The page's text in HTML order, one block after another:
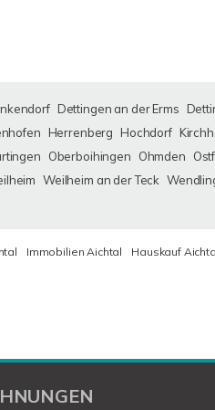
Dettingen an der Erms
Herrenberg Hochdorf
Oberboihingen Ohmden
Weilheim an der Teck
Immobilien Aichtal Hauskauf